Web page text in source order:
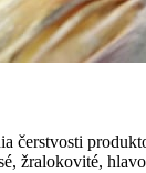
čerstvosti
žralokovité,